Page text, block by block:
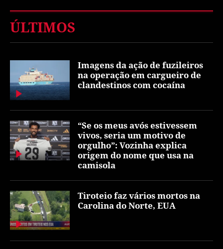
ÚLTIMOS
Imagens da ação de fuzileiros
na operação em cargueiro de
clandestinos com cocaína
“Se os meus avós estivessem
vivos, seria um motivo de
orgulho”: Vozinha explica
origem do nome que usa na
camisola
Tiroteio faz vários mortos na
Carolina do Norte, EUA